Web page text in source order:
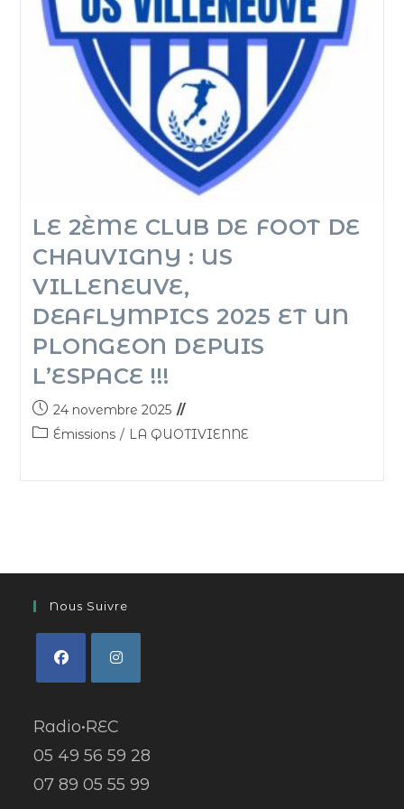
LE 2ÈME CLUB DE FOOT DE
CHAUVIGNY : US
VILLENEUVE,
DEAFLYMPICS 2025 ET UN
PLONGEON DEPUIS
L’ESPACE !!!
24 novembre 2025
Émissions / LA QUOTIVIENNE
Nous Suivre
Radio•REC
05 49 56 59 28
07 89 05 55 99